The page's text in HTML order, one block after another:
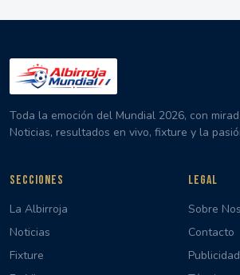
Toda la emoción del Mundial 2026, con
Noticias, resultados en vivo, fixture y la
SECCIONES
La Albirroja
Noticias
Fixture
LEGAL
Sobre
Contacto
Publicidad